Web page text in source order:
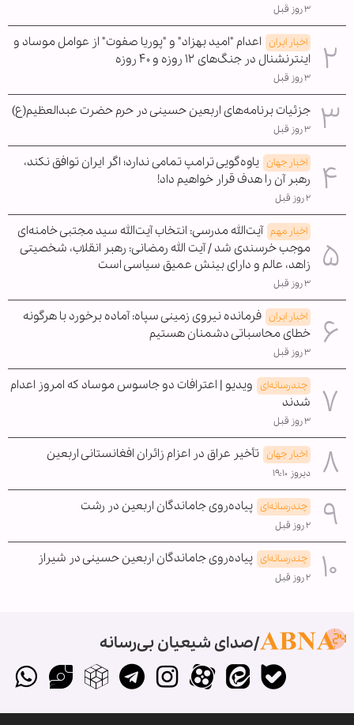
۳ روز قبل
اخبار ایران اعدام "امید بهزاد" و "پوریا صفوت" از عوامل موساد و
اینترنشنال در جنگ‌های ۱۲ روزه و ۴۰ روزه
۳ روز قبل
جزئیات برنامه‌های اربعین حسینی در حرم حضرت عبدالعظیم(ع)
۳ روز قبل
اخبار جهان یاوه‌گویی ترامپ تمامی ندارد؛ اگر ایران توافق نکند،
رهبر آن را هدف قرار خواهیم داد!
۲ روز قبل
اخبار مهم آیت‌الله مدرسی: انتخاب آیت‌الله سید مجتبی خامنه‌ای
موجب خرسندی شد / آیت الله رمضانی: رهبر انقلاب، شخصیتی
زاهد، عالم و دارای بینش عمیق سیاسی است
۳ روز قبل
اخبار ایران فرمانده نیروی زمینی سپاه: آماده برخورد با هرگونه
خطای محاسباتی دشمنان هستیم
۳ روز قبل
چندرسانه‌ای ویدیو | اعترافات دو جاسوس موساد که امروز اعدام
شدند
۳ روز قبل
اخبار جهان تأخیر عراق در اعزام زائران افغانستانی اربعین
دیروز ۱۹:۱۰
چندرسانه‌ای پیاده‌روی جاماندگان اربعین در رشت
۲ روز قبل
چندرسانه‌ای پیاده‌روی جاماندگان اربعین حسینی در شیراز
۲ روز قبل
صدای شیعیان بی‌رسانه